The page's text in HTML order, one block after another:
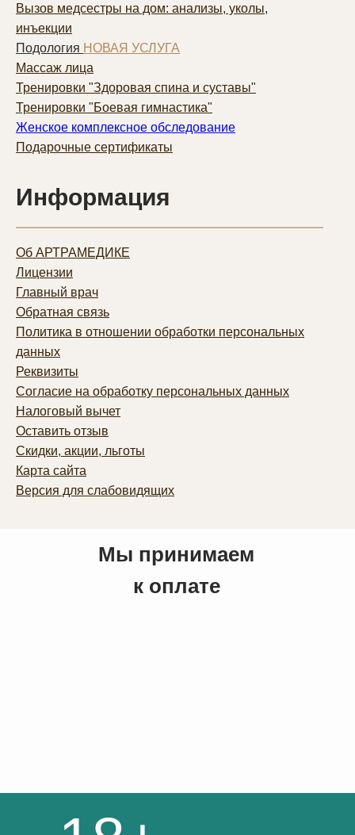
Вызов медсестры на дом: анализы, уколы,
инъекции
Подология НОВАЯ УСЛУГА
Массаж лица
Тренировки "Здоровая спина и суставы"
Тренировки "Боевая гимнастика"
Женское комплексное обследование
Подарочные сертификаты
Информация
Об АРТРАМЕДИКЕ
Лицензии
Главный врач
Обратная связь
Политика в отношении обработки персональных
данных
Реквизиты
Согласие на обработку персональных данных
Налоговый вычет
Оставить отзыв
Скидки, акции, льготы
Карта сайта
Версия для слабовидящих
Мы принимаем
к оплате